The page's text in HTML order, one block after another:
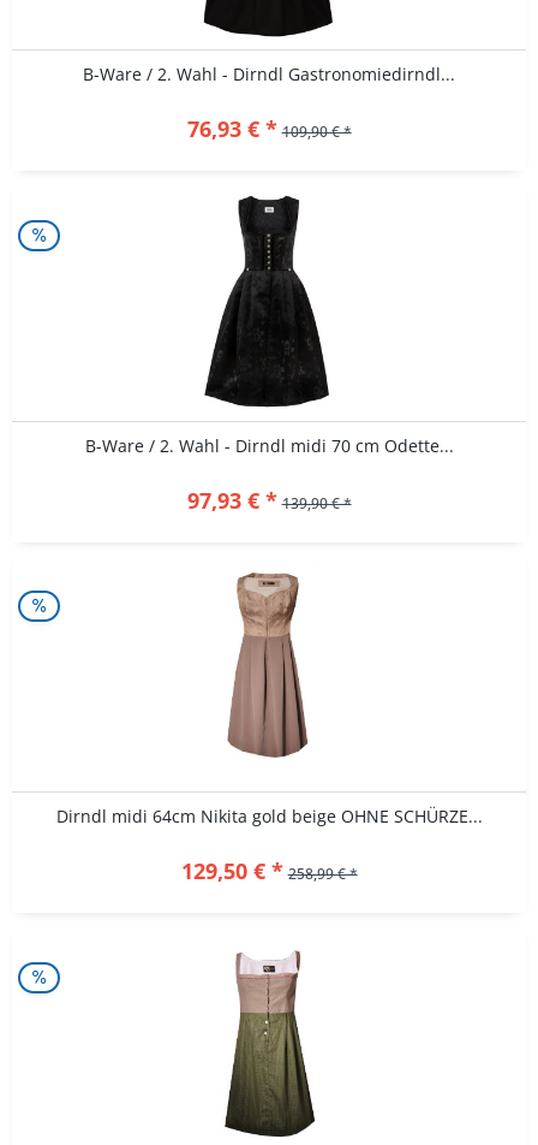
B-Ware / 2. Wahl - Dirndl Gastronomiedirndl...
76,93 € * 109,90 € *
B-Ware / 2. Wahl - Dirndl midi 70 cm Odette...
97,93 € * 139,90 € *
Dirndl midi 64cm Nikita gold beige OHNE SCHÜRZE...
129,50 € * 258,99 € *